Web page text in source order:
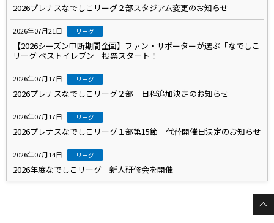
2026プレナスなでしこリーグ２部スタジアム変更のお知らせ
2026年07月21日 リーグ
【2026シーズン中断期間企画】ファン・サポーターが選ぶ「なでしこ
リーグ ベストイレブン」投票スタート！
2026年07月17日 リーグ
2026プレナスなでしこリーグ２部 日程追加決定のお知らせ
2026年07月17日 リーグ
2026プレナスなでしこリーグ１部第15節 代替開催日決定のお知らせ
2026年07月14日 リーグ
2026年度なでしこリーグ 新人研修会を開催